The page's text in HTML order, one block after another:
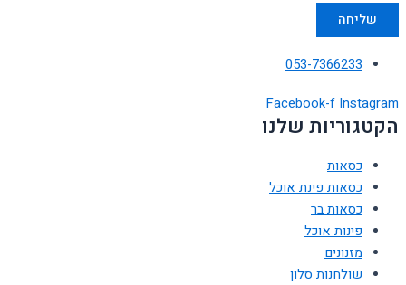
שליחה
053-7366233
Facebook-f Instagram
הקטגוריות שלנו
כסאות
כסאות פינת אוכל
כסאות בר
פינות אוכל
מזנונים
שולחנות סלון